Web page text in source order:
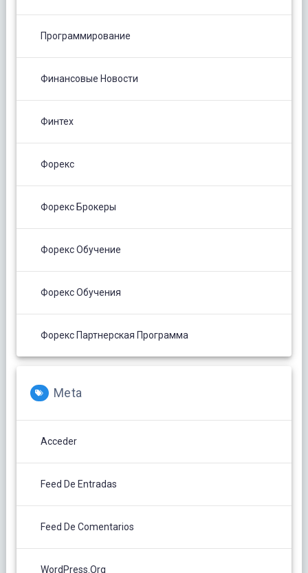
Программирование
Финансовые Новости
Финтех
Форекс
Форекс Брокеры
Форекс Обучение
Форекс Обучения
Форекс Партнерская Программа
Meta
Acceder
Feed De Entradas
Feed De Comentarios
WordPress.org